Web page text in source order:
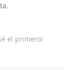
el primero!